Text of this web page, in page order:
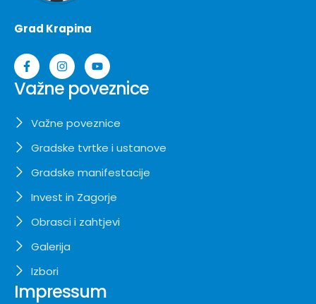
Grad Krapina
Važne poveznice
Važne poveznice
Gradske tvrtke i ustanove
Gradske manifestacije
Invest in Zagorje
Obrasci i zahtjevi
Galerija
Izbori
Impressum